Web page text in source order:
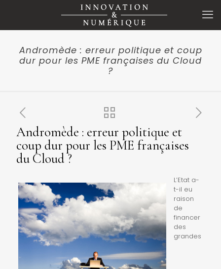
Andromède : erreur politique et coup
dur pour les PME françaises du Cloud
?
Andromède : erreur politique et
coup dur pour les PME françaises
du Cloud ?
L’Etat a-
t-il eu
raison
de
financer
des
grandes